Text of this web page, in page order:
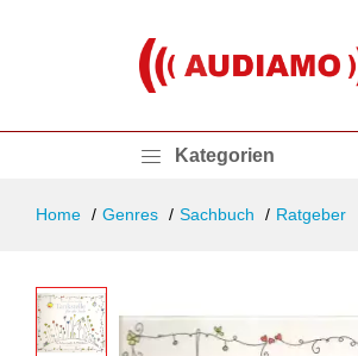
Kategorien
Home Genres Sachbuch Ratgeber